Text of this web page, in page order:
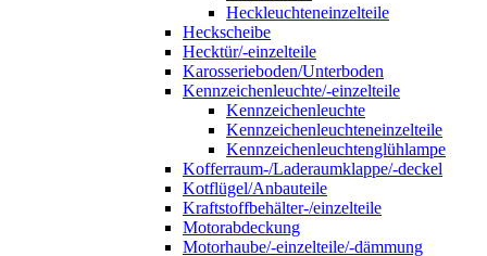
Heckleuchteneinzelteile
Heckscheibe
Hecktür/-einzelteile
Karosserieboden/Unterboden
Kennzeichenleuchte/-einzelteile
Kennzeichenleuchte
Kennzeichenleuchteneinzelteile
Kennzeichenleuchtenglühlampe
Kofferraum-/Laderaumklappe/-deckel
Kotflügel/Anbauteile
Kraftstoffbehälter-/einzelteile
Motorabdeckung
Motorhaube/-einzelteile/-dämmung